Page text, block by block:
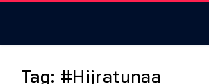
Tag: #Hijratunaa